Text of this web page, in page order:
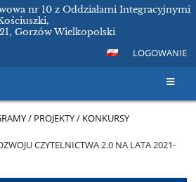
nr 10 z Oddziałami Integracyjnymi
Gorzów Wielkopolski
LOGOWANIE
/ PROJEKTY / KONKURSY
CZYTELNICTWA 2.0 NA LATA 2021-